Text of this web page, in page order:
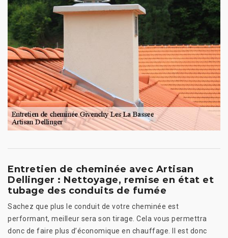
Entretien de cheminée avec Artisan
Dellinger : Nettoyage, remise en état et
tubage des conduits de fumée
Sachez que plus le conduit de votre cheminée est
performant, meilleur sera son tirage. Cela vous permettra
donc de faire plus d’économique en chauffage. Il est donc